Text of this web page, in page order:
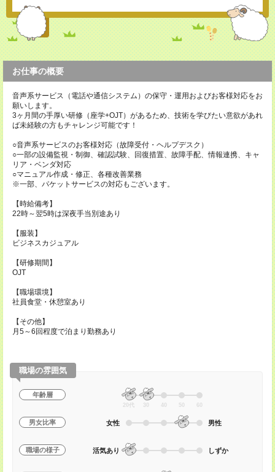
お仕事の概要
音声系サービス（電話や通信システム）の保守・運用およびお客様対応をお
願いします。
3ヶ月間の手厚い研修（座学+OJT）があるため、技術を学びたい意欲があれ
ば未経験の方もチャレンジ可能です！
○音声系サービスのお客様対応（故障受付・ヘルプデスク）
○一部の設備監視・制御、確認試験、回復措置、故障手配、情報連携、キャ
リア・ベンダ対応
○マニュアル作成・修正、各種改善業務
※一部、パケットサービスの対応もございます。
【時給備考】
22時～翌5時は深夜手当別途あり
【服装】
ビジネスカジュアル
【研修期間】
OJT
【職場環境】
社員食堂・休憩室あり
【その他】
月5～6回程度で泊まり勤務あり
職場の雰囲気
年齢層
20代 30 40 50 60
男女比率 女性 男性
職場の様子 活気あり しずか